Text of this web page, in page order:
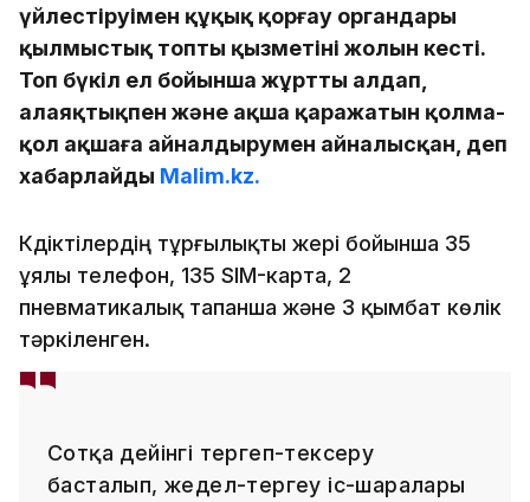
үйлестіруімен құқық қорғау органдары
қылмыстық топтың қызметінің жолын кесті.
Топ бүкіл ел бойынша жұртты алдап,
алаяқтықпен және ақша қаражатын қолма-
қол ақшаға айналдырумен айналысқан, деп
хабарлайды Malim.kz.
Күдіктілердің тұрғылықты жері бойынша 35
ұялы телефон, 135 SIM-карта, 2
пневматикалық тапанша және 3 қымбат көлік
тәркіленген.
Сотқа дейінгі тергеп-тексеру
басталып, жедел-тергеу іс-шаралары